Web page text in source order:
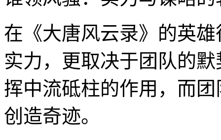
在《大唐风云录》的英
实力，更取决于团队的
挥中流砥柱的作用，而
创造奇迹。